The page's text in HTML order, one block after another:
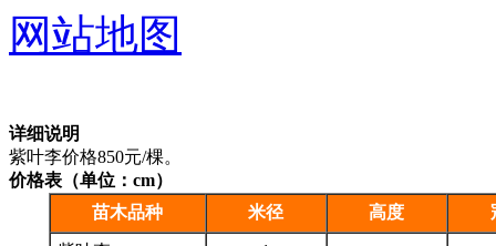
详细说明
紫叶李价格850元/棵。
价格表（单位：cm）
苗木品种
米径 高度
网站地图